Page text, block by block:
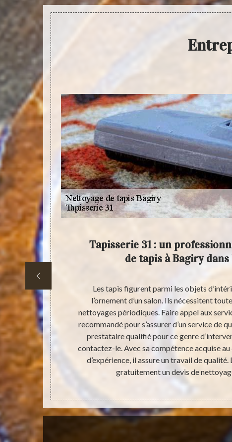
:
aisée. Mais
qualifié.
à des
des
ou des
nettoyage
Tapisserie 31 : un
de tapis à Bagiry dans
Les tapis figurent parmi les objets
l’ornement d’un salon. Ils nécessitent
nettoyages périodiques. Faire appel aux
recommandé pour s’assurer d’un service de
prestataire qualifié pour ce genre
contactez-le. Avec sa compétence acquise au
d’expérience, il assure un travail de
gratuitement un devis de